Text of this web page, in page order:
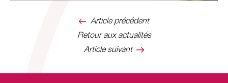
Article précédent
Retour aux actualités
Article suivant